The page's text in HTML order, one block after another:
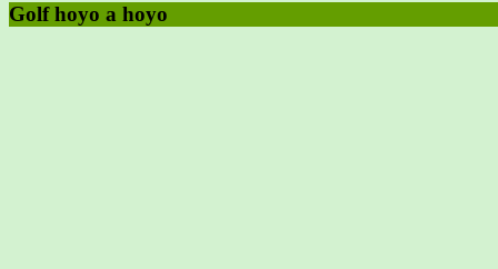
Golf hoyo a hoyo